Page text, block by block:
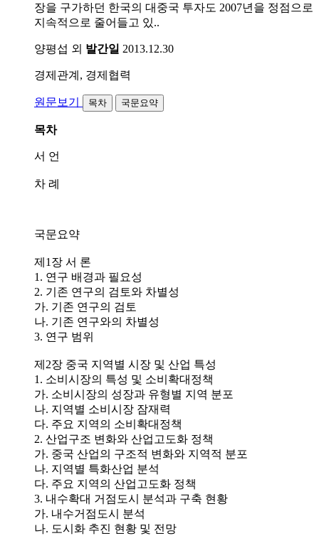
장을 구가하던 한국의 대중국 투자도 2007년을 정점으로
지속적으로 줄어들고 있..
양평섭 외 발간일 2013.12.30
경제관계, 경제협력
원문보기 목차 국문요약
목차
서 언
차 례
국문요약
제1장 서 론
1. 연구 배경과 필요성
2. 기존 연구의 검토와 차별성
가. 기존 연구의 검토
나. 기존 연구와의 차별성
3. 연구 범위
제2장 중국 지역별 시장 및 산업 특성
1. 소비시장의 특성 및 소비확대정책
가. 소비시장의 성장과 유형별 지역 분포
나. 지역별 소비시장 잠재력
다. 주요 지역의 소비확대정책
2. 산업구조 변화와 산업고도화 정책
가. 중국 산업의 구조적 변화와 지역적 분포
나. 지역별 특화산업 분석
다. 주요 지역의 산업고도화 정책
3. 내수확대 거점도시 분석과 구축 현황
가. 내수거점도시 분석
나. 도시화 추진 현황 및 전망